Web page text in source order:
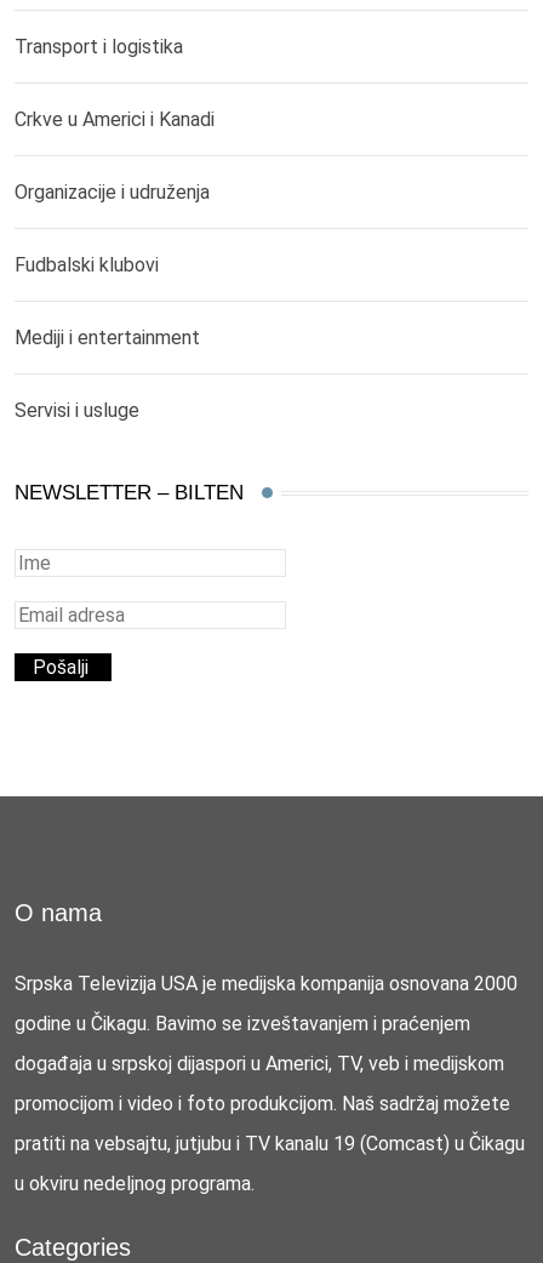
Transport i logistika
Crkve u Americi i Kanadi
Organizacije i udruženja
Fudbalski klubovi
Mediji i entertainment
Servisi i usluge
NEWSLETTER – BILTEN
O nama
Srpska Televizija USA je medijska kompanija osnovana 2000
godine u Čikagu. Bavimo se izveštavanjem i praćenjem
događaja u srpskoj dijaspori u Americi, TV, veb i medijskom
promocijom i video i foto produkcijom. Naš sadržaj možete
pratiti na vebsajtu, jutjubu i TV kanalu 19 (Comcast) u Čikagu
u okviru nedeljnog programa.
Categories